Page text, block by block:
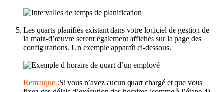
Les quarts planifiés existant dans votre logiciel de gestion de
la main-d’œuvre seront également affichés sur la page des
configurations. Un exemple apparaît ci-dessous.
Remarque :Si vous n’avez aucun quart chargé et que vous